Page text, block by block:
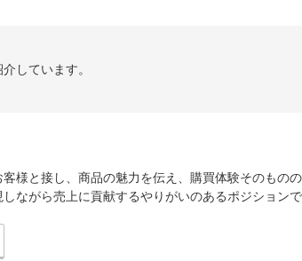
しています。
様と接し、商品の魅力を伝え、購買体験そのもの
ながら売上に貢献するやりがいのあるポジションで